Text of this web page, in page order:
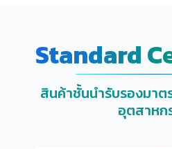
Standard
สินค้าชั้นนำรับรองมา
อุตสาหก